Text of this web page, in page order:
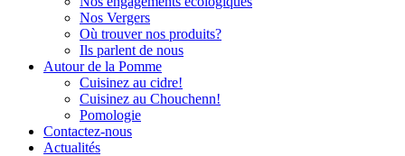
Nos Vergers
Où trouver nos produits?
Ils parlent de nous
Autour de la Pomme
Cuisinez au cidre!
Cuisinez au Chouchenn!
Pomologie
Contactez-nous
Actualités